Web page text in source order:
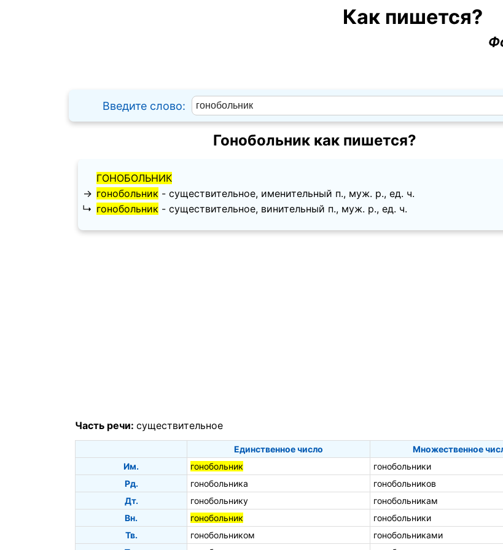
Как пишется?
Введите слово:
Гонобольник как пишется?
ГОНОБОЛЬНИК
→ гонобольник - существительное, именительный п., муж. p., ед. ч.
↳ гонобольник - существительное, винительный п., муж. p., ед. ч.
Часть речи: существительное
Единственное число
Множественное
Им.
гонобольник
гонобольники
Рд.
гонобольника
гонобольников
Дт.
гонобольнику
гонобольникам
Вн.
гонобольник
гонобольники
Тв.
гонобольником
гонобольниками